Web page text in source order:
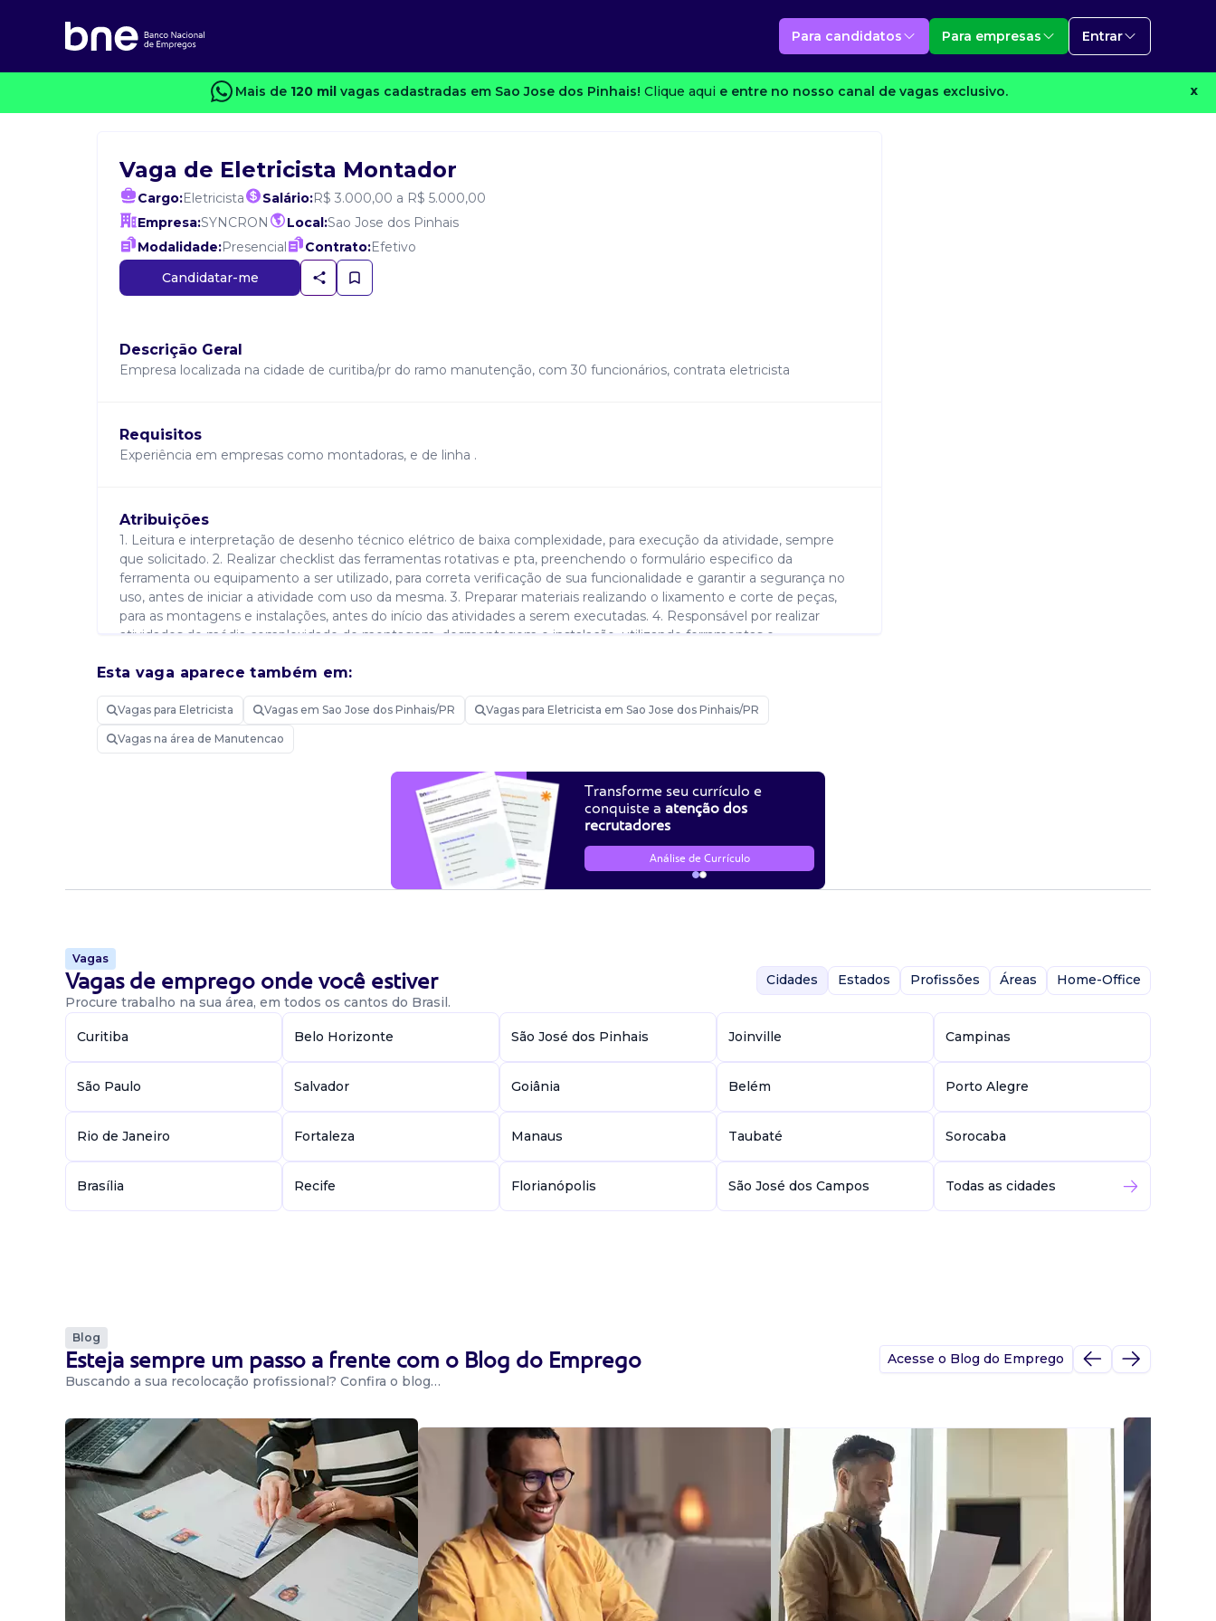
Para candidatos Para empresas Entrar
Mais de 120 mil vagas cadastradas em Sao Jose dos Pinhais! Clique aqui e entre no nosso canal de vagas exclusivo. X
Vaga de Eletricista Montador
Cargo:Eletricista Salário:R$ 3.000,00 a R$ 5.000,00
Empresa:SYNCRON Local:Sao Jose dos Pinhais
Modalidade:Presencial Contrato:Efetivo
Candidatar-me
Descrição Geral
Empresa localizada na cidade de curitiba/pr do ramo manutenção, com 30 funcionários, contrata eletricista
Requisitos
Experiência em empresas como montadoras, e de linha .
Atribuições
1. Leitura e interpretação de desenho técnico elétrico de baixa complexidade, para execução da atividade, sempre
que solicitado. 2. Realizar checklist das ferramentas rotativas e pta, preenchendo o formulário especifico da
ferramenta ou equipamento a ser utilizado, para correta verificação de sua funcionalidade e garantir a segurança no
uso, antes de iniciar a atividade com uso da mesma. 3. Preparar materiais realizando o lixamento e corte de peças,
para as montagens e instalações, antes do início das atividades a serem executadas. 4. Responsável por realizar
atividades de média complexidade de montagem, desmontagem e instalação, utilizando ferramentas e
de cabeamento elétrico, através da estrutura destinada a esse fim, para o ligamento dos equipamentos, após a
finalização da montagem da estrutura. 6. Realizar demais tarefas que venham a ser solicitadas.
Esta vaga aparece também em:
Vagas para Eletricista Vagas em Sao Jose dos Pinhais/PR Vagas para Eletricista em Sao Jose dos Pinhais/PR
Vagas na área de Manutencao
Transforme seu currículo e
conquiste a atenção dos
recrutadores
Análise de Currículo
Vagas
Vagas de emprego onde você estiver
Procure trabalho na sua área, em todos os cantos do Brasil.
Cidades Estados Profissões Áreas Home-Office
Curitiba Belo Horizonte São José dos Pinhais Joinville Campinas
São Paulo Salvador Goiânia Belém Porto Alegre
Rio de Janeiro Fortaleza Manaus Taubaté Sorocaba
Brasília Recife Florianópolis São José dos Campos Todas as cidades
Blog
Esteja sempre um passo a frente com o Blog do Emprego
Buscando a sua recolocação profissional? Confira o blog…
Acesse o Blog do Emprego